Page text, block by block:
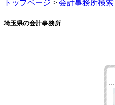
トップページ > 会計事務所検索
埼玉県の会計事務所